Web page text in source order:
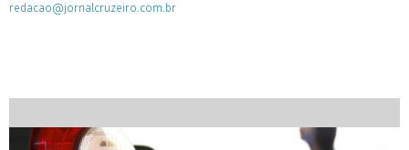
redacao@jornalcruzeiro.com.br